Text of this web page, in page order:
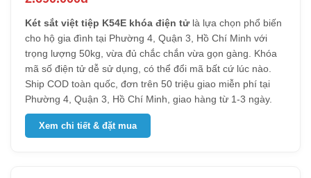
Két sắt việt tiệp K54E khóa điện tửlà lựa chọn phổ biến
cho hộ gia đình tại Phường 4, Quận 3, Hồ Chí Minh với
trọng lượng 50kg, vừa đủ chắc chắn vừa gọn gàng. Khóa
mã số điện tử dễ sử dụng, có thể đổi mã bất cứ lúc nào.
Ship COD toàn quốc, đơn trên 50 triệu giao miễn phí tại
Phường 4, Quận 3, Hồ Chí Minh, giao hàng từ 1-3 ngày.
Xem chi tiết & đặt mua